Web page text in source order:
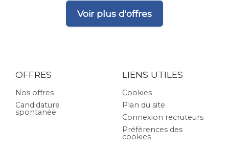
Voir plus d'offres
OFFRES
Nos offres
Candidature
spontanée
LIENS UTILES
Cookies
Plan du site
Connexion recruteurs
Préférences des
cookies